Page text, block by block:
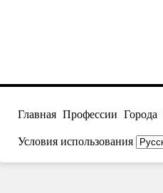
Главная Профессии Города
Условия использования